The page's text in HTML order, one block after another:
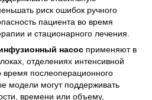
риск ошибок ручного
пациента во время
и стационарного лечения.
насос применяют в
отделениях интенсивной
время послеоперационного
модели могут поддерживать
времени или объему,